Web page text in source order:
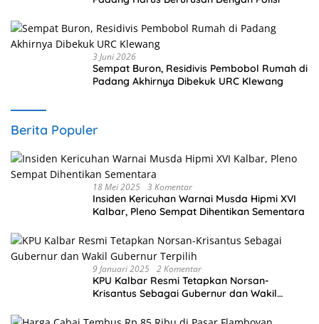
3 Juni 2026
Sempat Buron, Residivis Pembobol Rumah di
Padang Akhirnya Dibekuk URC Klewang
Berita Populer
18 Mei 2025 3 Komentar
Insiden Kericuhan Warnai Musda Hipmi XVI
Kalbar, Pleno Sempat Dihentikan Sementara
9 Januari 2025 2 Komentar
KPU Kalbar Resmi Tetapkan Norsan-
Krisantus Sebagai Gubernur dan Wakil